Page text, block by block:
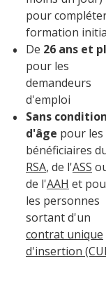
pour
formation
De 26 ans et
pour les
demandeurs
d'emploi
Sans
d'âge pour les
bénéficiaires
RSA, de l'ASS
de l'AAH et
les personnes
sortant d'un
contrat unique
d'insertion